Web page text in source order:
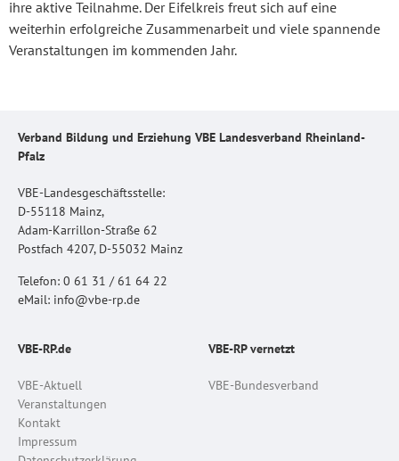
ihre aktive Teilnahme. Der Eifelkreis freut sich auf eine
weiterhin erfolgreiche Zusammenarbeit und viele spannende
Veranstaltungen im kommenden Jahr.
Verband Bildung und Erziehung VBE Landesverband Rheinland-
Pfalz
VBE-Landesgeschäftsstelle:
D-55118 Mainz,
Adam-Karrillon-Straße 62
Postfach 4207, D-55032 Mainz
Telefon: 0 61 31 / 61 64 22
eMail: info@vbe-rp.de
VBE-RP.de
VBE-Aktuell
Veranstaltungen
Kontakt
Impressum
VBE-RP vernetzt
VBE-Bundesverband